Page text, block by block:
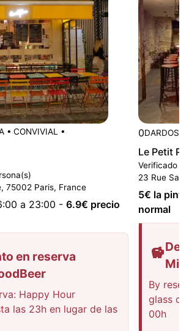
• CONVIVIAL
•
75002 Paris, France
a 23:00 - 6.9€ precio
en reserva
Happy Hour
las 23h en lugar de las
0DARDOS
Le Petit
Verificado
23 Rue
5€ la pinta
normal
By
glass of
00h